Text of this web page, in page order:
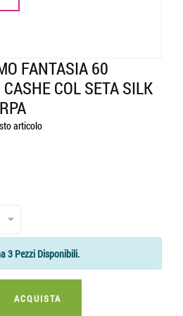
FANTASIA 60
COL SETA SILK
articolo
3 Pezzi Disponibili.
ACQUISTA